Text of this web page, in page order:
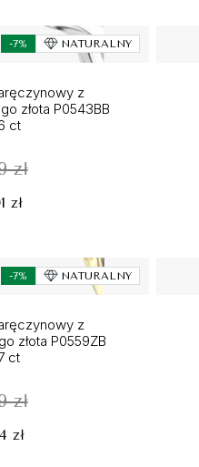
-7% NATURALNY
z
złota P0543BB
ct
zł
zł
-7% NATURALNY
z
złota P0559ZB
ct
zł
zł